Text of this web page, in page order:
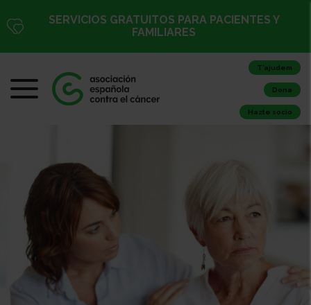
SERVICIOS GRATUITOS PARA PACIENTES Y
FAMILIARES
T’ajudem
Dona
Hazte socio